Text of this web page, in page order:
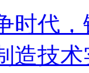
时代
造技